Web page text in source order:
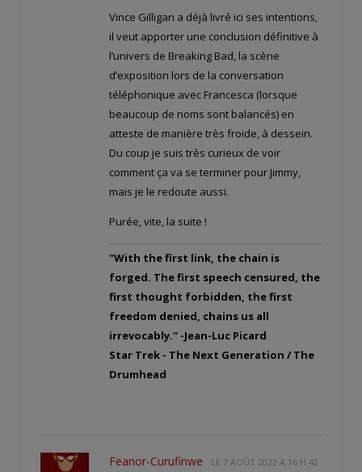
Vince Gilligan a déjà livré ici ses intentions,
il veut apporter une conclusion définitive à
l’univers de Breaking Bad, la scène
d’exposition lors de la conversation
téléphonique avec Francesca (lorsque
beaucoup de noms sont balancés) en
atteste de manière très froide, à dessein.
Du coup je suis très curieux de voir
comment ça va se terminer pour Jimmy,
mais je le redoute aussi.
Purée, vite, la suite !
"With the first link, the chain is
forged. The first speech censured, the
first thought forbidden, the first
freedom denied, chains us all
irrevocably." -Jean-Luc Picard
Star Trek - The Next Generation / The
Drumhead
Feanor-Curufinwe LE 7 AOÛT 2022 À 16 H 42